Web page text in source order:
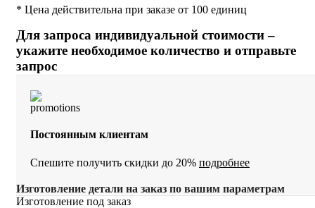
* Цена действительна при заказе от 100 единиц
Для запроса индивидуальной стоимости –
укажите необходимое количество и отправьте
запрос
Постоянным клиентам
Спешите получить скидки до 20% подробнее
Изготовление детали на заказ по вашим параметрам
Изготовление под заказ